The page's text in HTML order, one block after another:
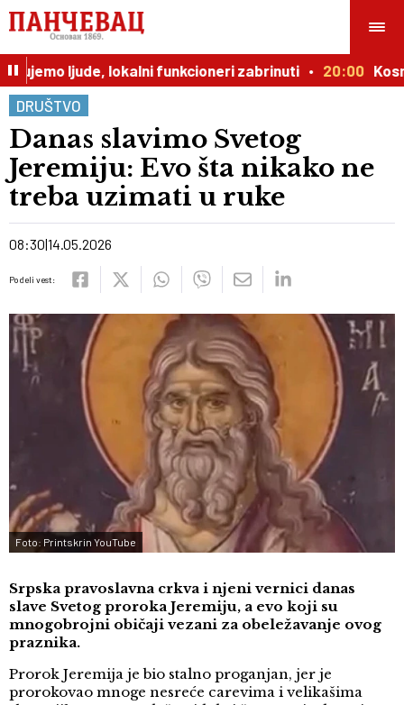
ljude, lokalni funkcioneri zabrinuti 20:00
DRUŠTVO
Danas slavimo Svetog
Jeremiju: Evo šta nikako ne
treba uzimati u ruke
08:30 14.05.2026
Podeli vest:
Foto: Printskrin YouTube
Srpska pravoslavna crkva i njeni vernici danas
slave Svetog proroka Jeremiju, a evo koji su
mnogobrojni običaji vezani za obeležavanje ovog
praznika.
Prorok Jeremija je bio stalno proganjan, jer je
prorokovao mnoge nesreće carevima i velikašima